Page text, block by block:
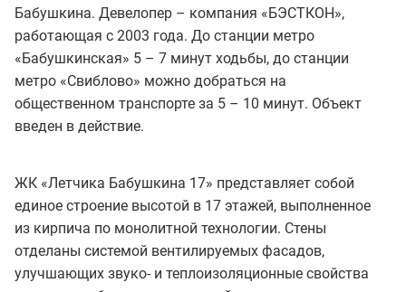
Бабушкина. Девелопер – компания «БЭСТКОН»,
работающая с 2003 года. До станции метро
«Бабушкинская» 5 – 7 минут ходьбы, до станции
метро «Свиблово» можно добраться на
общественном транспорте за 5 – 10 минут. Объект
введен в действие.
ЖК «Летчика Бабушкина 17» представляет собой
единое строение высотой в 17 этажей, выполненное
из кирпича по монолитной технологии. Стены
отделаны системой вентилируемых фасадов,
улучшающих звуко- и теплоизоляционные свойства